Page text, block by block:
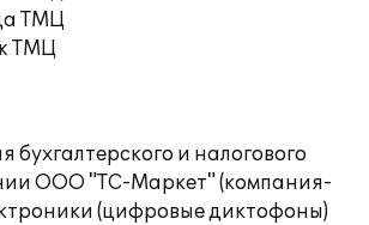
ТМЦ
ТМЦ
бухгалтерского и налогового
ООО "ТС-Маркет" (компания-
(цифровые диктофоны)